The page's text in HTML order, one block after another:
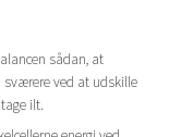
sådan, at
sværere ved at udskille
ilt.